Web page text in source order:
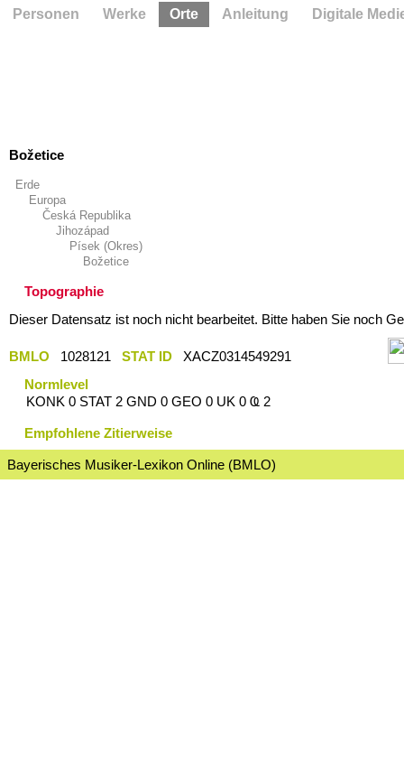
Božetice
Erde
Europa
Česká Republika
Jihozápad
Písek (Okres)
Božetice
Topographie
Dieser Datensatz ist noch nicht bearbeitet. Bitte haben Sie noch
BMLO 1028121 STAT ID
XACZ0314549291
Normlevel
KONK 0 STAT 2 GND 0 GEO 0 UK 0 Ҩ 2
Empfohlene Zitierweise
Bayerisches Musiker-Lexikon Online (BMLO)
Personen Werke Orte Anleitung Digitale